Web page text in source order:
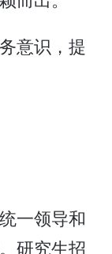
意识，提
一领导和
研究生招